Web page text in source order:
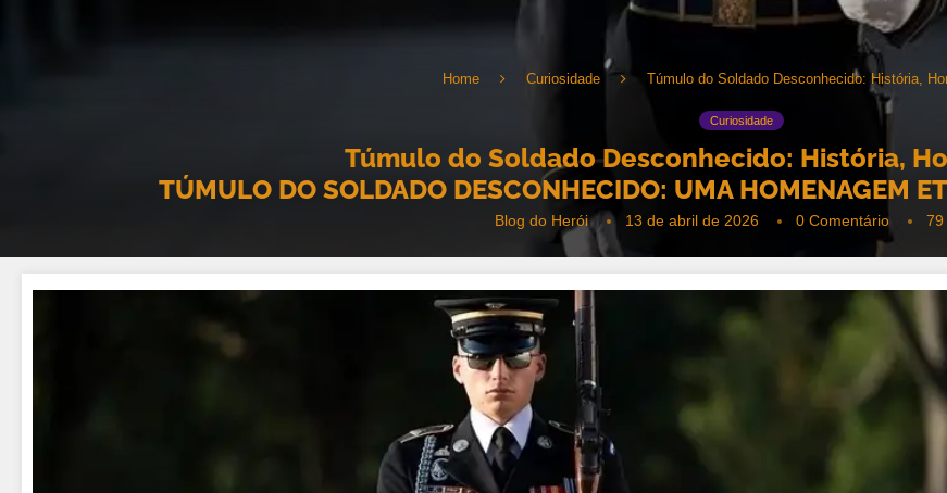
Home Curiosidade Túmulo do Soldado Desconhecido: História,
Curiosidade
Túmulo do Soldado Desconhecido: História,
TÚMULO DO SOLDADO DESCONHECIDO: UMA HOMENAGEM
Blog do Herói 13 de abril de 2026 0 Comentário 79